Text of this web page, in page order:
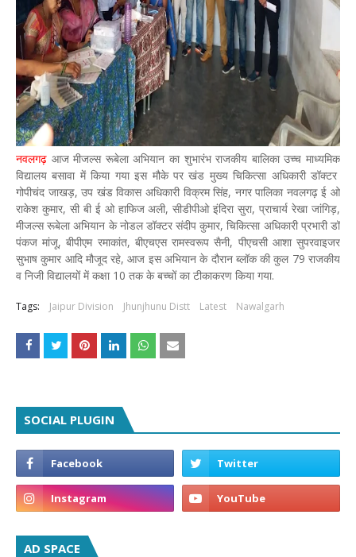
नवलगढ़ आज मीजल्स रूबेला अभियान का शुभारंभ राजकीय बालिका उच्च माध्यमिक
विद्यालय बसावा में किया गया इस मौके पर खंड मुख्य चिकित्सा अधिकारी डॉक्टर
गोपीचंद जाखड़, उप खंड विकास अधिकारी विक्रम सिंह, नगर पालिका नवलगढ़ ई ओ
राकेश कुमार, सी बी ई ओ हाफिज अली, सीडीपीओ इंदिरा सुरा, प्राचार्य रेखा जांगिड़,
मीजल्स रूबेला अभियान के नोडल डॉक्टर संदीप कुमार, चिकित्सा अधिकारी प्रभारी डॉ
पंकज मांजू, बीपीएम रमाकांत, बीएचएस रामस्वरूप सैनी, पीएचसी आशा सुपरवाइजर
सुभाष कुमार आदि मौजूद रहे, आज इस अभियान के दौरान ब्लॉक की कुल 79 राजकीय
व निजी विद्यालयों में कक्षा 10 तक के बच्चों का टीकाकरण किया गया.
Tags: Jaipur Division Jhunjhunu Distt Latest Nawalgarh
SOCIAL PLUGIN
AD SPACE